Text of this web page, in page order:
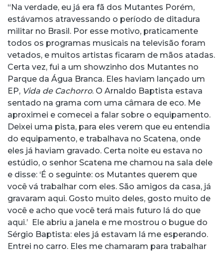
“Na verdade, eu já era fã dos Mutantes Porém,
estávamos atravessando o período de ditadura
militar no Brasil. Por esse motivo, praticamente
todos os programas musicais na televisão foram
vetados, e muitos artistas ficaram de mãos atadas.
Certa vez, fui a um showzinho dos Mutantes no
Parque da Água Branca. Eles haviam lançado um
EP, Vida de Cachorro. O Arnaldo Baptista estava
sentado na grama com uma câmara de eco. Me
aproximei e comecei a falar sobre o equipamento.
Deixei uma pista, para eles verem que eu entendia
do equipamento, e trabalhava no Scatena, onde
eles já haviam gravado. Certa noite eu estava no
estúdio, o senhor Scatena me chamou na sala dele
e disse: ‘É o seguinte: os Mutantes querem que
você vá trabalhar com eles. São amigos da casa, já
gravaram aqui. Gosto muito deles, gosto muito de
você e acho que você terá mais futuro lá do que
aqui.’ Ele abriu a janela e me mostrou o bugue do
Sérgio Baptista: eles já estavam lá me esperando.
Entrei no carro. Eles me chamaram para trabalhar